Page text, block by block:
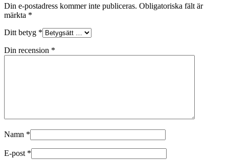
Din e-postadress kommer inte publiceras. Obligatoriska fält är
märkta *
Ditt betyg *
Din recension *
Namn *
E-post *